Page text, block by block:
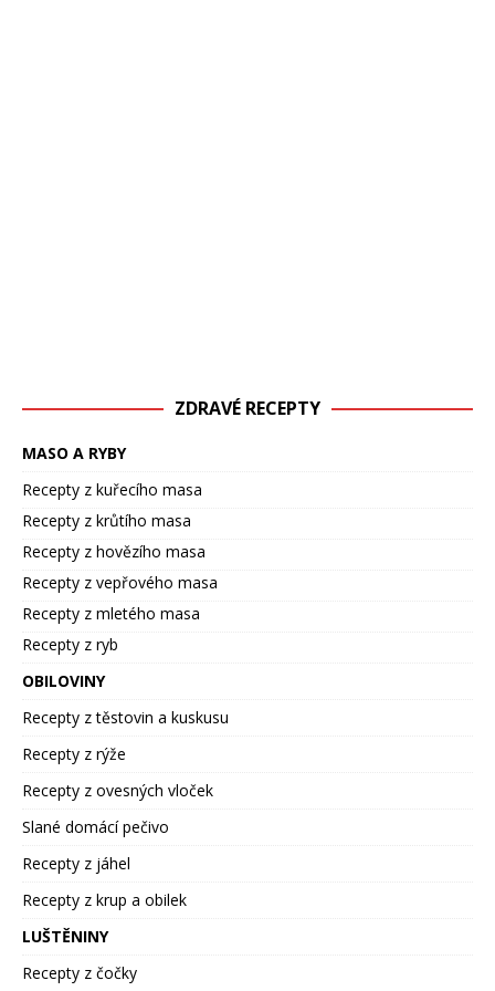
ZDRAVÉ RECEPTY
MASO A RYBY
Recepty z kuřecího masa
Recepty z krůtího masa
Recepty z hovězího masa
Recepty z vepřového masa
Recepty z mletého masa
Recepty z ryb
OBILOVINY
Recepty z těstovin a kuskusu
Recepty z rýže
Recepty z ovesných vloček
Slané domácí pečivo
Recepty z jáhel
Recepty z krup a obilek
LUŠTĚNINY
Recepty z čočky